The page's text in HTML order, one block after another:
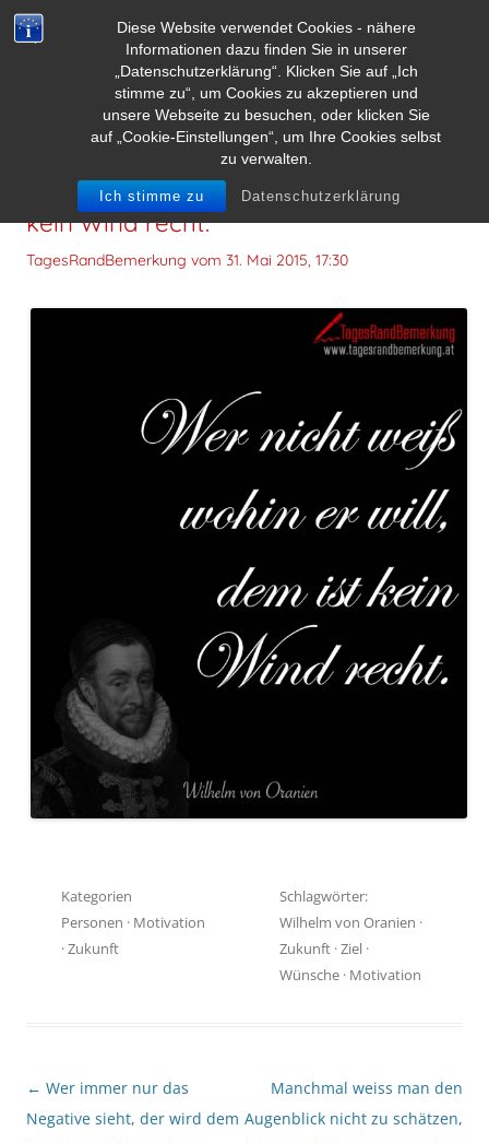
Diese Website verwendet Cookies - nähere
Informationen dazu finden Sie in unserer
„Datenschutzerklärung“. Klicken Sie auf „Ich
stimme zu“, um Cookies zu akzeptieren und
unsere Webseite zu besuchen, oder klicken Sie
auf „Cookie-Einstellungen“, um Ihre Cookies selbst
zu verwalten.
Ich stimme zu Datenschutzerklärung
Wer nicht weiß wohin er will, dem ist
kein Wind recht.
TagesRandBemerkung vom 31. Mai 2015, 17:30
Kategorien
Personen · Motivation
·Zukunft
Schlagwörter:
Wilhelm von Oranien ·
Zukunft ·Ziel ·
Wünsche · Motivation
Beitragsnavigation
← Wer immer nur das
Negative sieht, der wird dem
Manchmal weiss man den
Augenblick nicht zu schätzen,